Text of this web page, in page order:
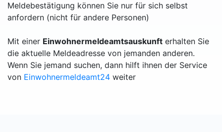
Meldebestätigung können Sie nur für sich selbst
anfordern (nicht für andere Personen)
Mit einer Einwohnermeldeamtsauskunft erhalten Sie
die aktuelle Meldeadresse von jemanden anderen.
Wenn Sie jemand suchen, dann hilft ihnen der Service
von Einwohnermeldeamt24 weiter